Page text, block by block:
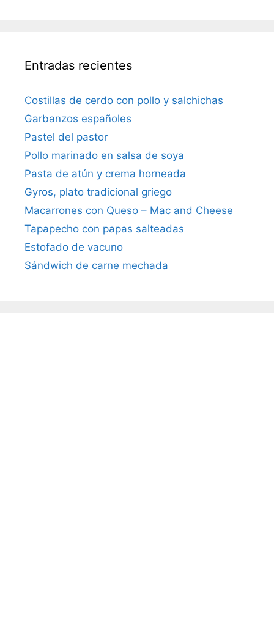
Entradas recientes
Costillas de cerdo con pollo y salchichas
Garbanzos españoles
Pastel del pastor
Pollo marinado en salsa de soya
Pasta de atún y crema horneada
Gyros, plato tradicional griego
Macarrones con Queso – Mac and Cheese
Tapapecho con papas salteadas
Estofado de vacuno
Sándwich de carne mechada